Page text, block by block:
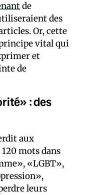
de
des
Or, cette
vital qui
et
de
: des
aux
mots dans
«LGBT»,
leurs